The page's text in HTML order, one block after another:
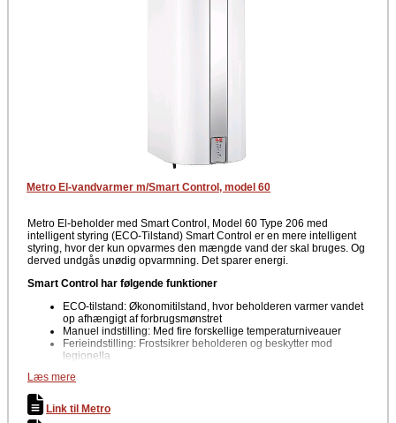
Metro El-vandvarmer m/Smart Control, model 60
Metro El-beholder med Smart Control, Model 60 Type 206 med
intelligent styring (ECO-Tilstand) Smart Control er en mere intelligent
styring, hvor der kun opvarmes den mængde vand der skal bruges. Og
derved undgås unødig opvarmning. Det sparer energi.
Smart Control har følgende funktioner
ECO-tilstand: Økonomitilstand, hvor beholderen varmer vandet
op afhængigt af forbrugsmønstret
Manuel indstilling: Med fire forskellige temperaturniveauer
Ferieindstilling: Frostsikrer beholderen og beskytter mod
legionella
Mål
Højde: 875 mm
Bredde: 390 mm
Læs mere
Link til Metro